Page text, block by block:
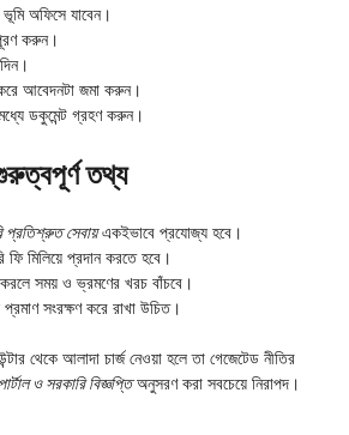
অফিসে যাবেন।
করুন।
আবেদনটা জমা করুন।
মধ্যে ডকুমেন্ট গ্রহণ করুন।
তথ্য
প্রতিশ্রুত সেবায়একইভাবে প্রযোজ্য হবে।
ফি মিলিয়ে প্রদান করতে হবে।
সময় ও ভ্রমণের খরচ বাঁচবে।
সংরক্ষণ করে রাখা উচিত।
থেকে আলাদা চার্জ নেওয়া হলে তা গেজেটেড নীতির
ও সরকারি বিজ্ঞপ্তিঅনুসরণ করা সবচেয়ে নিরাপদ।